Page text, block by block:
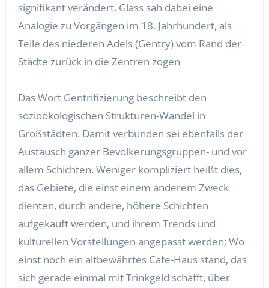
signifikant verändert. Glass sah dabei eine
Analogie zu Vorgängen im 18. Jahrhundert, als
Teile des niederen Adels (Gentry) vom Rand der
Städte zurück in die Zentren zogen
Das Wort Gentrifizierung beschreibt den
sozioökologischen Strukturen-Wandel in
Großstädten. Damit verbunden sei ebenfalls der
Austausch ganzer Bevölkerungsgruppen- und vor
allem Schichten. Weniger kompliziert heißt dies,
das Gebiete, die einst einem anderem Zweck
dienten, durch andere, höhere Schichten
aufgekauft werden, und ihrem Trends und
kulturellen Vorstellungen angepasst werden; Wo
einst noch ein altbewährtes Cafe-Haus stand, das
sich gerade einmal mit Trinkgeld schafft, über